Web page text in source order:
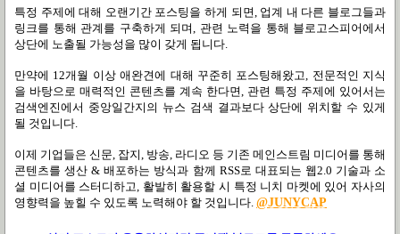
특정 주제에 대해 오랜기간 포스팅을 하게 되면, 업계 내 다른 블로그들과
링크를 통해 관계를 구축하게 되며, 관련 노력을 통해 블로고스피어에서
상단에 노출될 가능성을 많이 갖게 됩니다.
만약에 12개월 이상 애완견에 대해 꾸준히 포스팅해왔고, 전문적인 지식
을 바탕으로 매력적인 콘텐츠를 계속 한다면, 관련 특정 주제에 있어서는
검색엔진에서 중앙일간지의 뉴스 검색 결과보다 상단에 위치할 수 있게
될 것입니다.
이제 기업들은 신문, 잡지, 방송, 라디오 등 기존 메인스트림 미디어를 통해
콘텐츠를 생산 & 배포하는 방식과 함께 RSS로 대표되는 웹2.0 기술과 소
셜 미디어를 스터디하고, 활발히 활용할 시 특정 니치 마켓에 있어 자사의
영향력을 높힐 수 있도록 노력해야 할 것입니다. @JUNYCAP